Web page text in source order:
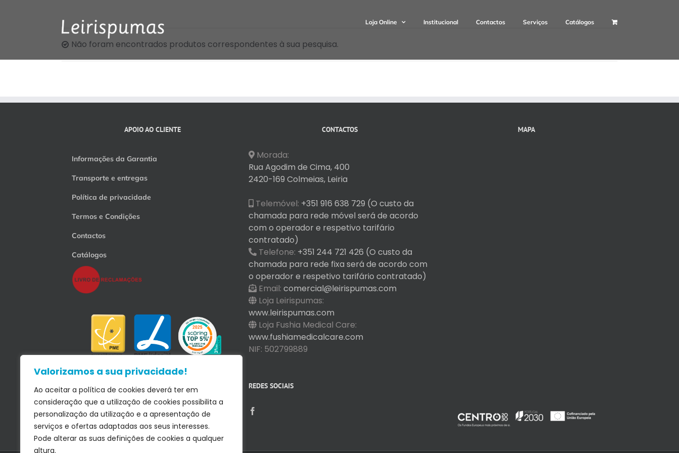
Valorizamos a sua privacidade!
Ao aceitar a política de cookies deverá ter em
consideração que a utilização de cookies possibilita a
personalização da utilização e a apresentação de
serviços e ofertas adaptadas aos seus interesses.
Pode alterar as suas definições de cookies a qualquer
altura.
Loja Online Institucional Contactos Serviços Catálogos
Não foram encontrados produtos correspondentes à sua pesquisa.
APOIO AO CLIENTE
Informações da Garantia
Transporte e entregas
Política de privacidade
Termos e Condições
Contactos
Catálogos
CONTACTOS
Morada:
Rua Agodim de Cima, 400
2420-169 Colmeias, Leiria
Telemóvel: +351 916 638 729 (O custo da
chamada para rede móvel será de acordo
com o operador e respetivo tarifário
contratado)
Telefone: +351 244 721 426 (O custo da
chamada para rede fixa será de acordo com
o operador e respetivo tarifário contratado)
Email: comercial@leirispumas.com
Loja Leirispumas:
www.leirispumas.com
Loja Fushia Medical Care:
www.fushiamedicalcare.com
NIF: 502799889
REDES SOCIAIS
MAPA